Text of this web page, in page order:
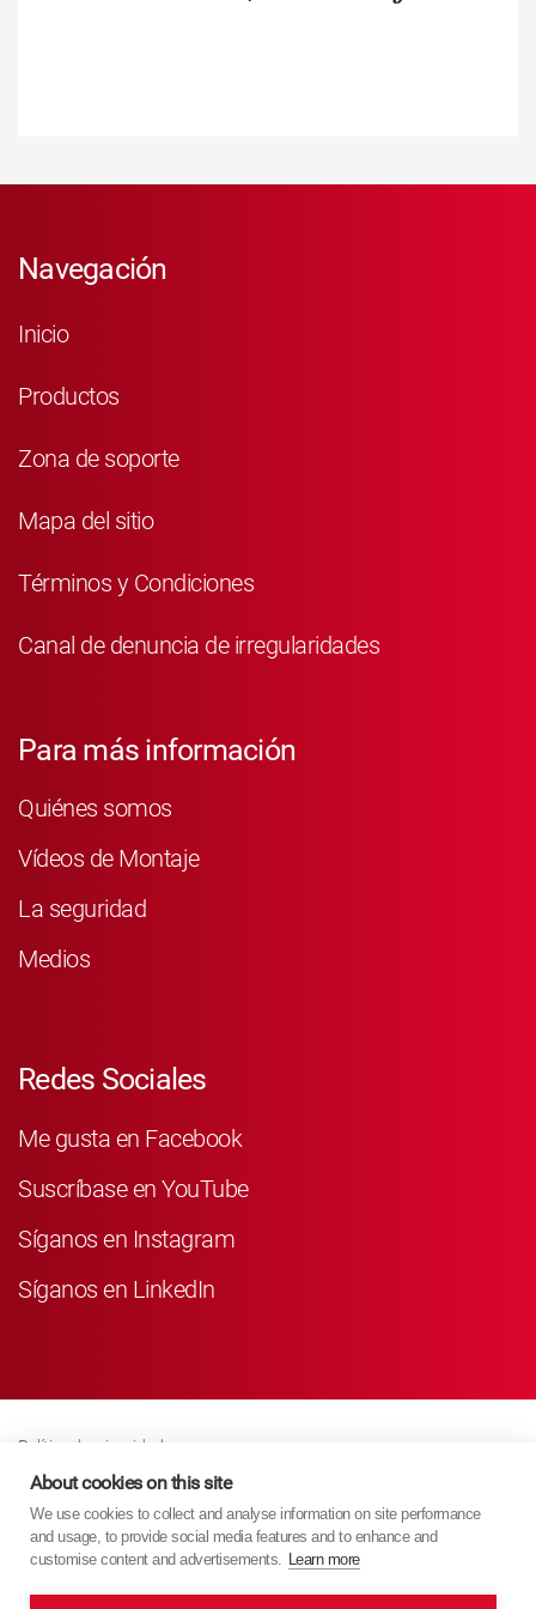
Navegación
Inicio
Productos
Zona de soporte
Mapa del sitio
Términos y Condiciones
Canal de denuncia de irregularidades
Para más información
Quiénes somos
Vídeos de Montaje
La seguridad
Medios
Redes Sociales
Me gusta en Facebook
Suscríbase en YouTube
Síganos en Instagram
Síganos en LinkedIn
Política de privacidad
Business Partner Privacy
Política De Cookies
Modern Slavery Act Policy
About cookies on this site
We use cookies to collect and analyse information on site performance
and usage, to provide social media features and to enhance and
customise content and advertisements. Learn more